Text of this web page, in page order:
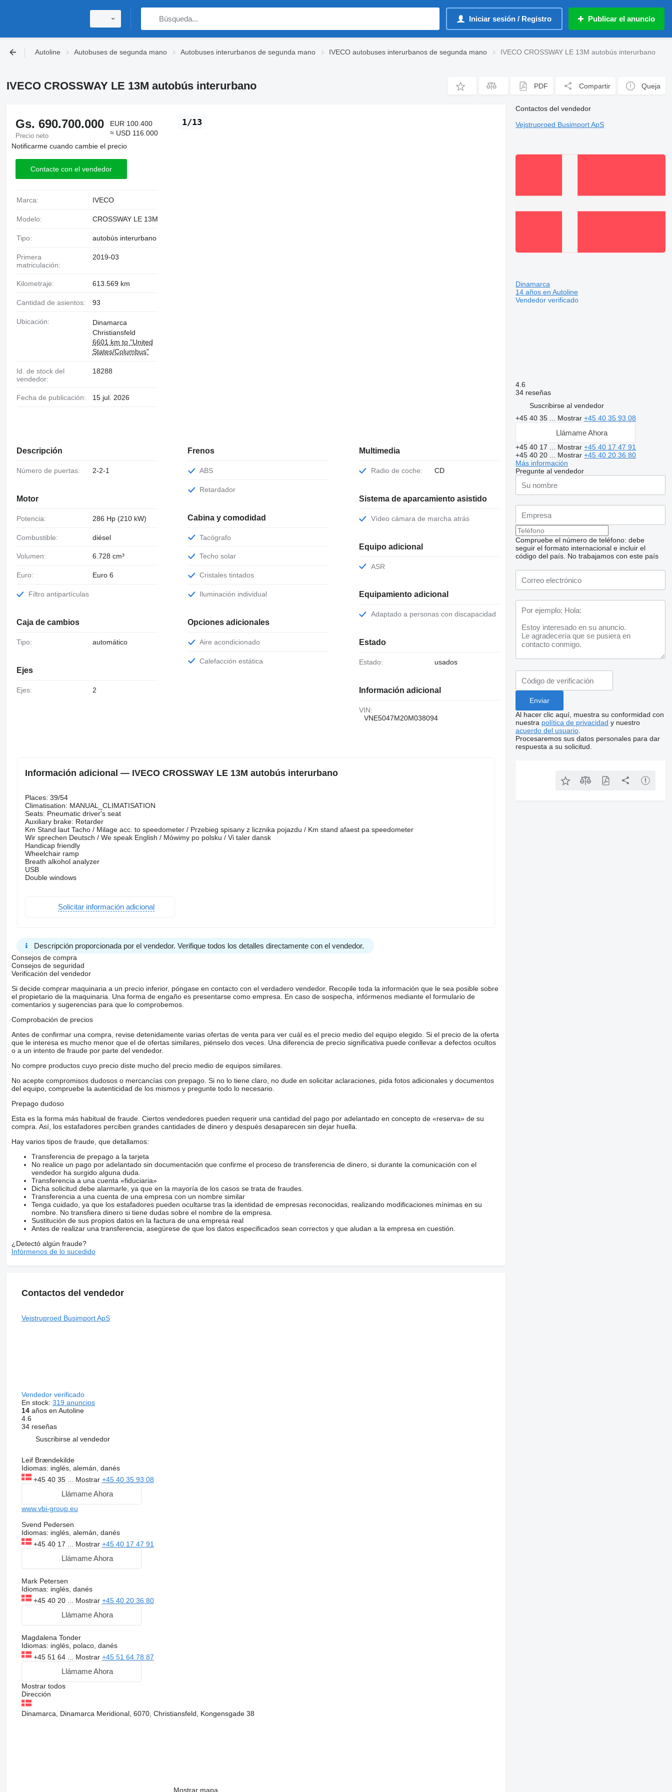
Iniciar sesión / Registro Publicar el anuncio
Autoline Autobuses de segunda mano Autobuses interurbanos de segunda mano IVECO autobuses interurbanos de segunda mano IVECO CROSSWAY LE 13M autobús interurbano
IVECO CROSSWAY LE 13M autobús interurbano PDF Compartir Queja
1/13
Gs. 690.700.000
Precio neto
EUR 100.400
≈ USD 116.000
Notificarme cuando cambie el precio
Contacte con el vendedor
Marca: IVECO
Modelo: CROSSWAY LE 13M
Tipo: autobús interurbano
Primera
matriculación:
2019-03
Kilometraje: 613.569 km
Cantidad de asientos: 93
Ubicación:
Dinamarca
Christiansfeld
6601 km to "United
States/Columbus"
Id. de stock del
vendedor:
18288
Fecha de publicación: 15 jul. 2026
Descripción
Número de puertas: 2-2-1
Motor
Potencia: 286 Hp (210 kW)
Combustible: diésel
Volumen: 6.728 cm³
Euro: Euro 6
Filtro antipartículas
Caja de cambios
Tipo: automático
Ejes
Ejes: 2
Frenos
ABS
Retardador
Cabina y comodidad
Tacógrafo
Techo solar
Cristales tintados
Iluminación individual
Opciones adicionales
Aire acondicionado
Calefacción estática
Multimedia
Radio de coche: CD
Sistema de aparcamiento asistido
Vídeo cámara de marcha atrás
Equipo adicional
ASR
Equipamiento adicional
Adaptado a personas con discapacidad
Estado
Estado: usados
Información adicional
VIN:
VNE5047M20M038094
Información adicional — IVECO CROSSWAY LE 13M autobús interurbano
Places: 39/54
Climatisation: MANUAL_CLIMATISATION
Seats: Pneumatic driver's seat
Auxiliary brake: Retarder
Km Stand laut Tacho / Milage acc. to speedometer / Przebieg spisany z licznika pojazdu / Km stand afaest pa speedometer
Wir sprechen Deutsch / We speak English / Mówimy po polsku / Vi taler dansk
Handicap friendly
Wheelchair ramp
Breath alkohol analyzer
USB
Double windows
Solicitar información adicional
Descripción proporcionada por el vendedor. Verifique todos los detalles directamente con el vendedor.
Consejos de compra
Consejos de seguridad
Verificación del vendedor
Si decide comprar maquinaria a un precio inferior, póngase en contacto con el verdadero vendedor. Recopile toda la información que le sea posible sobre
el propietario de la maquinaria. Una forma de engaño es presentarse como empresa. En caso de sospecha, infórmenos mediante el formulario de
comentarios y sugerencias para que lo comprobemos.
Comprobación de precios
Antes de confirmar una compra, revise detenidamente varias ofertas de venta para ver cuál es el precio medio del equipo elegido. Si el precio de la oferta
que le interesa es mucho menor que el de ofertas similares, piénselo dos veces. Una diferencia de precio significativa puede conllevar a defectos ocultos
o a un intento de fraude por parte del vendedor.
No compre productos cuyo precio diste mucho del precio medio de equipos similares.
No acepte compromisos dudosos o mercancías con prepago. Si no lo tiene claro, no dude en solicitar aclaraciones, pida fotos adicionales y documentos
del equipo, compruebe la autenticidad de los mismos y pregunte todo lo necesario.
Prepago dudoso
Esta es la forma más habitual de fraude. Ciertos vendedores pueden requerir una cantidad del pago por adelantado en concepto de «reserva» de su
compra. Así, los estafadores perciben grandes cantidades de dinero y después desaparecen sin dejar huella.
Hay varios tipos de fraude, que detallamos:
Transferencia de prepago a la tarjeta
No realice un pago por adelantado sin documentación que confirme el proceso de transferencia de dinero, si durante la comunicación con el
vendedor ha surgido alguna duda.
Transferencia a una cuenta «fiduciaria»
Dicha solicitud debe alarmarle, ya que en la mayoría de los casos se trata de fraudes.
Transferencia a una cuenta de una empresa con un nombre similar
Tenga cuidado, ya que los estafadores pueden ocultarse tras la identidad de empresas reconocidas, realizando modificaciones mínimas en su
nombre. No transfiera dinero si tiene dudas sobre el nombre de la empresa.
Sustitución de sus propios datos en la factura de una empresa real
Antes de realizar una transferencia, asegúrese de que los datos especificados sean correctos y que aludan a la empresa en cuestión.
¿Detectó algún fraude?
Infórmenos de lo sucedido
Contactos del vendedor
Vejstruproed Busimport ApS
Vendedor verificado
En stock: 319 anuncios
14años en Autoline
4.6
34 reseñas
Suscribirse al vendedor
Leif Brændekilde
Idiomas: inglés, alemán, danés
+45 40 35 ... Mostrar +45 40 35 93 08
Llámame Ahora
www.vbi-group.eu
Svend Pedersen
Idiomas: inglés, alemán, danés
+45 40 17 ... Mostrar +45 40 17 47 91
Llámame Ahora
Mark Petersen
Idiomas: inglés, danés
+45 40 20 ... Mostrar +45 40 20 36 80
Llámame Ahora
Magdalena Tonder
Idiomas: inglés, polaco, danés
+45 51 64 ... Mostrar +45 51 64 78 87
Llámame Ahora
Mostrar todos
Dirección
Dinamarca, Dinamarca Meridional, 6070, Christiansfeld, Kongensgade 38
Mostrar mapa
Contactos del vendedor
Vejstruproed Busimport ApS
Dinamarca
14 años en Autoline
Vendedor verificado
4.6
34 reseñas
Suscribirse al vendedor
+45 40 35 ... Mostrar+45 40 35 93 08
Llámame Ahora
+45 40 17 ... Mostrar+45 40 17 47 91
+45 40 20 ... Mostrar+45 40 20 36 80
Más información
Pregunte al vendedor
Compruebe el número de teléfono: debe
seguir el formato internacional e incluir el
código del país. No trabajamos con este país
Al hacer clic aquí, muestra su conformidad con
nuestra política de privacidad y nuestro
acuerdo del usuario
Procesaremos sus datos personales para dar
respuesta a su solicitud.